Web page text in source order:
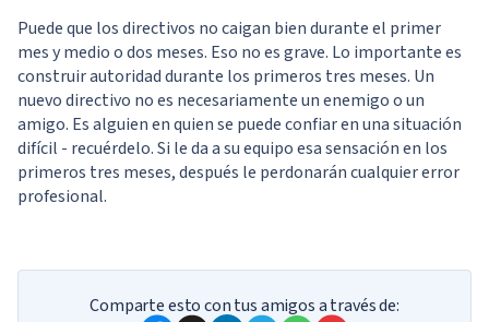
Puede que los directivos no caigan bien durante el primer
mes y medio o dos meses. Eso no es grave. Lo importante es
construir autoridad durante los primeros tres meses. Un
nuevo directivo no es necesariamente un enemigo o un
amigo. Es alguien en quien se puede confiar en una situación
difícil - recuérdelo. Si le da a su equipo esa sensación en los
primeros tres meses, después le perdonarán cualquier error
profesional.
Comparte esto con tus amigos a través de: